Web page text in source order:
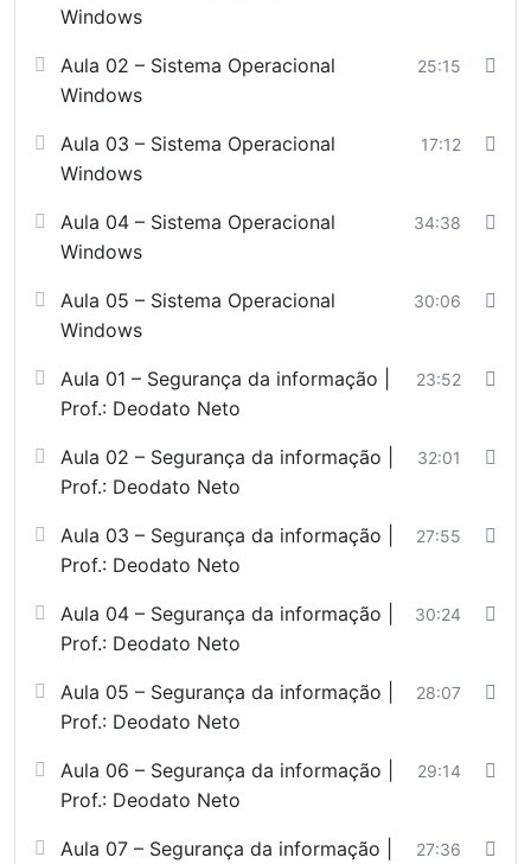
Windows
Aula 02 – Sistema Operacional
Windows
25:15
Aula 03 – Sistema Operacional
Windows
17:12
Aula 04 – Sistema Operacional
Windows
34:38
Aula 05 – Sistema Operacional
Windows
30:06
Aula 01 – Segurança da informação |
Prof.: Deodato Neto
23:52
Aula 02 – Segurança da informação |
Prof.: Deodato Neto
32:01
Aula 03 – Segurança da informação |
Prof.: Deodato Neto
27:55
Aula 04 – Segurança da informação |
Prof.: Deodato Neto
30:24
Aula 05 – Segurança da informação |
Prof.: Deodato Neto
28:07
Aula 06 – Segurança da informação |
Prof.: Deodato Neto
29:14
Aula 07 – Segurança da informação |
27:36